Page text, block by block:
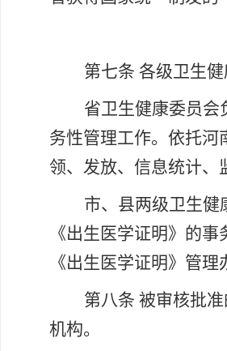
第七条 各级卫生
省卫生健康委员会
务性管理工作。依托河
领、发放、信息统计、
市、县两级卫生健
《出生医学证明》的
《出生医学证明》管
第八条 被审核批
机构。